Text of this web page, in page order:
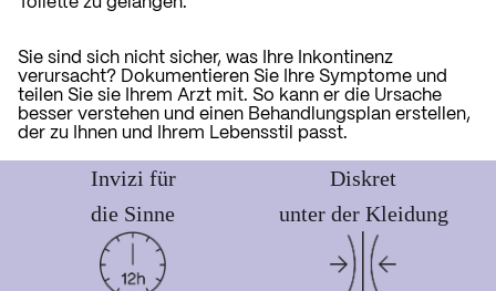
Sie sind sich nicht sicher, was Ihre Inkontinenz
verursacht? Dokumentieren Sie Ihre Symptome und
teilen Sie sie Ihrem Arzt mit. So kann er die Ursache
besser verstehen und einen Behandlungsplan erstellen,
der zu Ihnen und Ihrem Lebensstil passt.
Invizi für
die Sinne
Diskret
unter der Kleidung